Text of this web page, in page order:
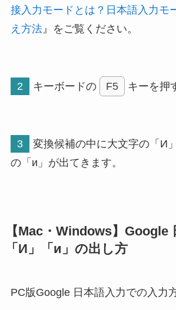
接入力モードとは？日本語入力モ
え方法』をご覧ください。
2 キーボードの F5 キーを押
3
変換候補の中に大文字の「И
の「и」が出てきます。
【Mac・Windows】Google
「И」「и」の出し方
PC版Google 日本語入力での入力